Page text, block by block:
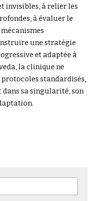
invisibles, à relier les
à évaluer le
une stratégie
et adaptée à
la clinique ne
standardisés,
sa singularité, son